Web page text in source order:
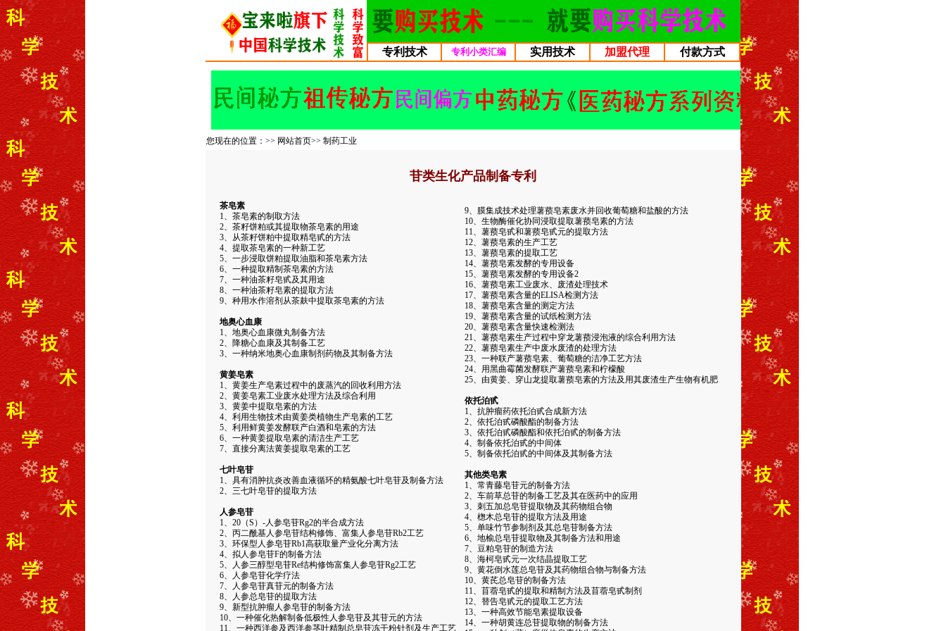
专利技术 专利小类汇编 实用技术 加盟代理 付款方式
您现在的位置：>> 网站首页>> 制药工业
苷类生化产品制备专利
茶皂素
1、茶皂素的制取方法
2、茶籽饼粕或其提取物茶皂素的用途
3、从茶籽饼粕中提取精皂甙的方法
4、提取茶皂素的一种新工艺
5、一步浸取饼粕提取油脂和茶皂素方法
6、一种提取精制茶皂素的方法
7、一种油茶籽皂甙及其用途
8、一种油茶籽皂素的提取方法
9、种用水作溶剂从茶麸中提取茶皂素的方法
地奥心血康
1、地奥心血康微丸制备方法
2、降糖心血康及其制备工艺
3、一种纳米地奥心血康制剂药物及其制备方法
黄姜皂素
1、黄姜生产皂素过程中的废蒸汽的回收利用方法
2、黄姜皂素工业废水处理方法及综合利用
3、黄姜中提取皂素的方法
4、利用生物技术由黄姜类植物生产皂素的工艺
5、利用鲜黄姜发酵联产白酒和皂素的方法
6、一种黄姜提取皂素的清洁生产工艺
7、直接分离法黄姜提取皂素的工艺
七叶皂苷
1、具有消肿抗炎改善血液循环的精氨酸七叶皂苷及制备方法
2、三七叶皂苷的提取方法
人参皂苷
1、20（S）-人参皂苷Rg2的半合成方法
2、丙二酰基人参皂苷结构修饰、富集人参皂苷Rb2工艺
3、环保型人参皂苷Rb1高获取量产业化分离方法
4、拟人参皂苷F的制备方法
5、人参三醇型皂苷Re结构修饰富集人参皂苷Rg2工艺
6、人参皂苷化学疗法
7、人参皂苷真苷元的制备方法
8、人参总皂苷的提取方法
9、新型抗肿瘤人参皂苷的制备方法
10、一种催化热解制备低极性人参皂苷及其苷元的方法
11、一种西洋参及西洋参茎叶精制总皂苷冻干粉针剂及生产工艺
9、膜集成技术处理薯蓣皂素废水并回收葡萄糖和盐酸的方法
10、生物酶催化协同浸取提取薯蓣皂素的方法
11、薯蓣皂甙和薯蓣皂甙元的提取方法
12、薯蓣皂素的生产工艺
13、薯蓣皂素的提取工艺
14、薯蓣皂素发酵的专用设备
15、薯蓣皂素发酵的专用设备2
16、薯蓣皂素工业废水、废渣处理技术
17、薯蓣皂素含量的ELISA检测方法
18、薯蓣皂素含量的测定方法
19、薯蓣皂素含量的试纸检测方法
20、薯蓣皂素含量快速检测法
21、薯蓣皂素生产过程中穿龙薯蓣浸泡液的综合利用方法
22、薯蓣皂素生产中废水废渣的处理方法
23、一种联产薯蓣皂素、葡萄糖的洁净工艺方法
24、用黑曲霉菌发酵联产薯蓣皂素和柠檬酸
25、由黄姜、穿山龙提取薯蓣皂素的方法及用其废渣生产生物有机肥
依托泊甙
1、抗肿瘤药依托泊甙合成新方法
2、依托泊甙磷酸酯的制备方法
3、依托泊甙磷酸酯和依托泊甙的制备方法
4、制备依托泊甙的中间体
5、制备依托泊甙的中间体及其制备方法
其他类皂素
1、常青藤皂苷元的制备方法
2、车前草总苷的制备工艺及其在医药中的应用
3、刺五加总皂苷提取物及其药物组合物
4、楤木总皂苷的提取方法及用途
5、单味竹节参制剂及其总皂苷制备方法
6、地榆总皂苷提取物及其制备方法和用途
7、豆粕皂苷的制造方法
8、海柯皂甙元一次结晶提取工艺
9、黄花倒水莲总皂苷及其药物组合物与制备方法
10、黄芪总皂苷的制备方法
11、苜蓿皂甙的提取和精制方法及苜蓿皂甙制剂
12、替告皂甙元的提取工艺方法
13、一种高效节能皂素提取设备
14、一种胡黄连总苷提取物的制备方法